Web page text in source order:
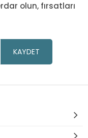
olun, fırsatları
KAYDET